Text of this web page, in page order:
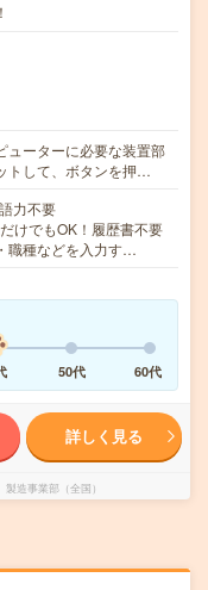
ューターに必要な装置部
トして、ボタンを押…
力不要
けでもOK！履歴書不要
職種などを入力す…
50代 60代
詳しく見る
造事業部（全国）